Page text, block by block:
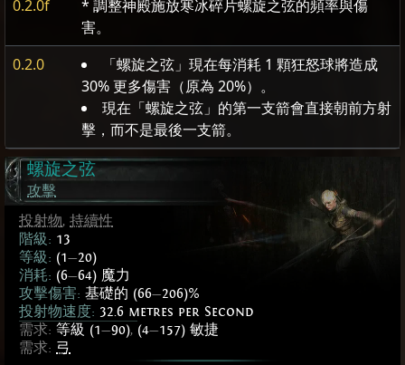
0.2.0f
* 調整神殿施放寒冰碎片螺旋之弦的頻率與傷
害。
0.2.0
「螺旋之弦」現在每消耗 1 顆狂怒球將造成
30% 更多傷害（原為 20%）。
現在「螺旋之弦」的第一支箭會直接朝前方射
擊，而不是最後一支箭。
螺旋之弦
攻擊
投射物, 持續性
階級: 13
等級: (1—20)
消耗: (6—64) 魔力
攻擊傷害: 基礎的 (66—206)%
投射物速度: 32.6 metres per Second
需求: 等級 (1—90), (4—157) 敏捷
需求: 弓